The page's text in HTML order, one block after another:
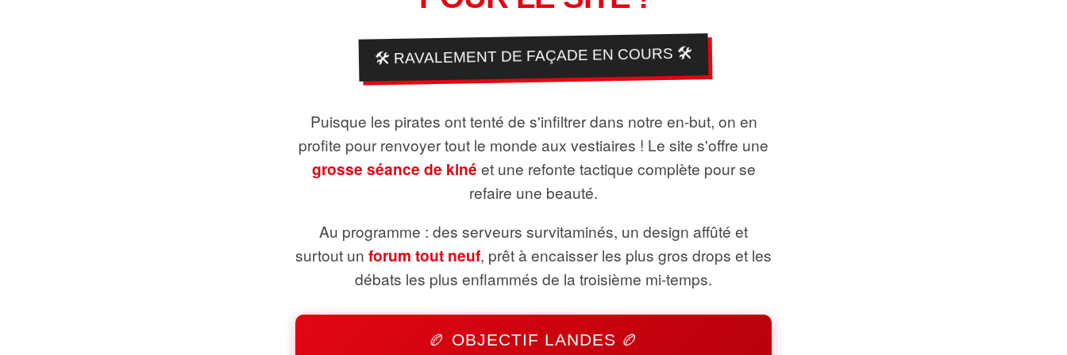
🛠️ RAVALEMENT DE FAÇADE EN COURS 🛠️
Puisque les pirates ont tenté de s'infiltrer dans notre en-but, on en
profite pour renvoyer tout le monde aux vestiaires ! Le site s'offre une
grosse séance de kiné et une refonte tactique complète pour se
refaire une beauté.
Au programme : des serveurs survitaminés, un design affûté et
surtout un forum tout neuf, prêt à encaisser les plus gros drops et les
débats les plus enflammés de la troisième mi-temps.
🏉 OBJECTIF LANDES 🏉